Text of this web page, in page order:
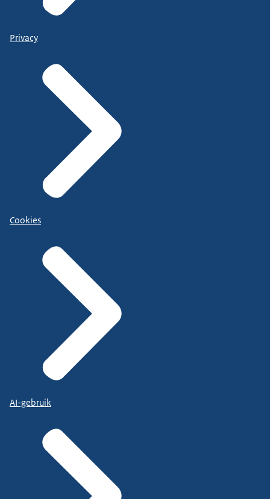
Privacy
Cookies
AI-gebruik